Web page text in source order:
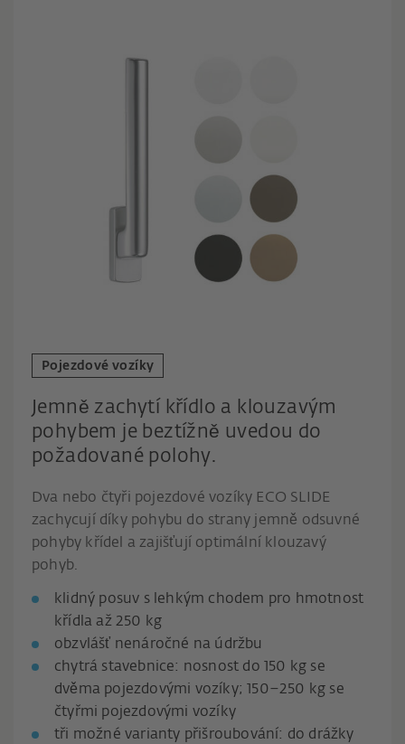
Pojezdové vozíky
Jemně zachytí křídlo a klouzavým
pohybem je beztížně uvedou do
požadované polohy.
Dva nebo čtyři pojezdové vozíky ECO SLIDE
zachycují díky pohybu do strany jemně odsuvné
pohyby křídel a zajišťují optimální klouzavý
pohyb.
klidný posuv s lehkým chodem pro hmotnost
křídla až 250 kg
obzvlášť nenáročné na údržbu
chytrá stavebnice: nosnost do 150 kg se
dvěma pojezdovými vozíky; 150–250 kg se
čtyřmi pojezdovými vozíky
tři možné varianty přišroubování: do drážky